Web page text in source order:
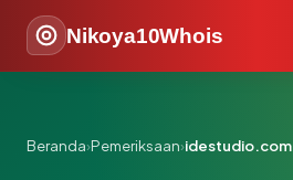
Nikoya10Whois
Beranda›Pemeriksaan›idestudio.com